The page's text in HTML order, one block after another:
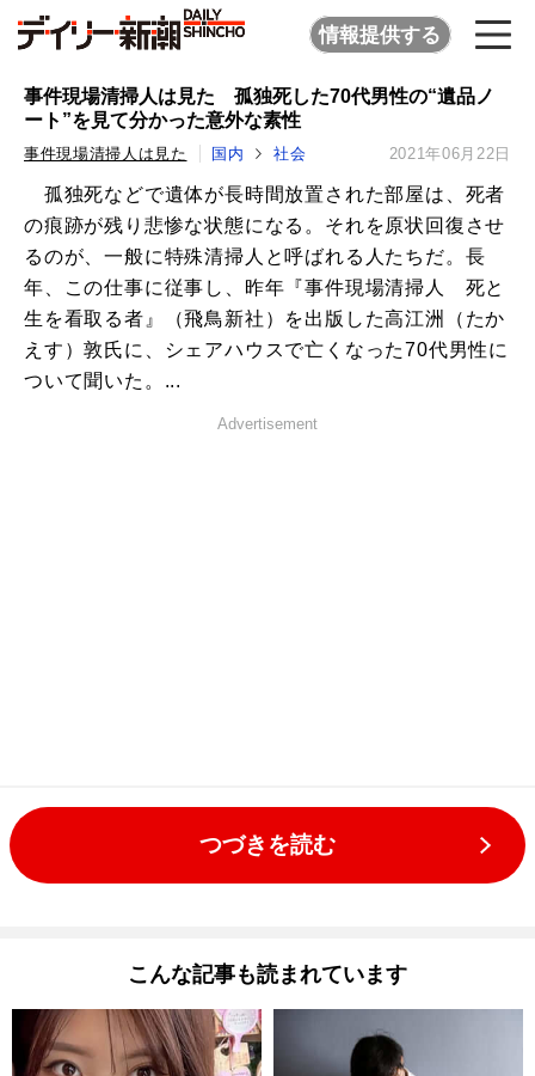
情報提供する
事件現場清掃人は見た 孤独死した70代男性の“遺品ノ
ート”を見て分かった意外な素性
事件現場清掃人は見た 国内 社会 2021年06月22日
孤独死などで遺体が長時間放置された部屋は、死者
の痕跡が残り悲惨な状態になる。それを原状回復させ
るのが、一般に特殊清掃人と呼ばれる人たちだ。長
年、この仕事に従事し、昨年『事件現場清掃人 死と
生を看取る者』（飛鳥新社）を出版した高江洲（たか
えす）敦氏に、シェアハウスで亡くなった70代男性に
ついて聞いた。...
Advertisement
つづきを読む
こんな記事も読まれています